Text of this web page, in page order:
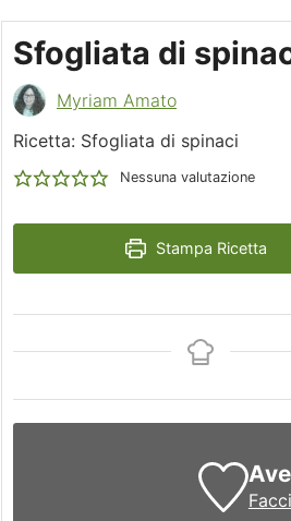
Sfogliata di
Myriam Amato
Ricetta: Sfogliata di spinaci
Nessuna valutazione
Stampa Ricetta